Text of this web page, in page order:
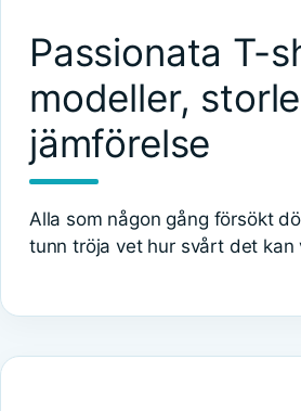
Passionata T-
modeller,
jämförelse
Alla som någon gång försökt
tunn tröja vet hur svårt det kan